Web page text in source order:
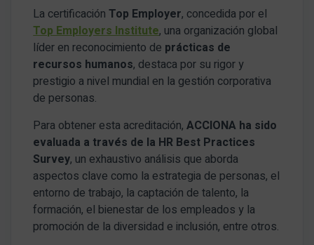
La certificaciónTop Employer, concedida por el
Top Employers Institute, una organización global
líder en reconocimiento de prácticas de
recursos humanos, destaca por su rigor y
prestigio a nivel mundial en la gestión corporativa
de personas.
Para obtener esta acreditación,ACCIONA ha sido
evaluada a través de la HR Best Practices
Survey, un exhaustivo análisis que aborda
aspectos clave como la estrategia de personas, el
entorno de trabajo, la captación de talento, la
formación, el bienestar de los empleados y la
promoción de la diversidad e inclusión, entre otros.